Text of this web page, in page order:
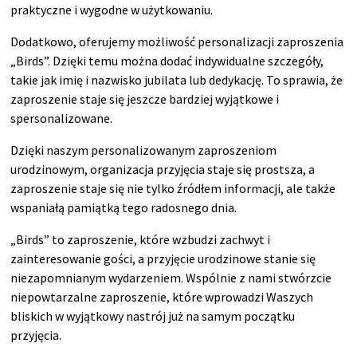
praktyczne i wygodne w użytkowaniu.
Dodatkowo, oferujemy możliwość personalizacji zaproszenia
„Birds”. Dzięki temu można dodać indywidualne szczegóły,
takie jak imię i nazwisko jubilata lub dedykację. To sprawia, że
zaproszenie staje się jeszcze bardziej wyjątkowe i
spersonalizowane.
Dzięki naszym personalizowanym zaproszeniom
urodzinowym, organizacja przyjęcia staje się prostsza, a
zaproszenie staje się nie tylko źródłem informacji, ale także
wspaniałą pamiątką tego radosnego dnia.
„Birds” to zaproszenie, które wzbudzi zachwyt i
zainteresowanie gości, a przyjęcie urodzinowe stanie się
niezapomnianym wydarzeniem. Wspólnie z nami stwórzcie
niepowtarzalne zaproszenie, które wprowadzi Waszych
bliskich w wyjątkowy nastrój już na samym początku
przyjęcia.